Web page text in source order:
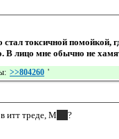
токсичной помойкой,
В лицо мне обычно не
>>804260 '
итт треде, М ?